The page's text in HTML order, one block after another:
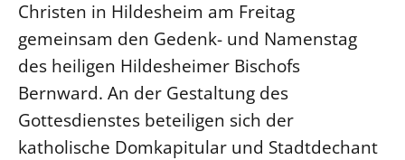
Christen in Hildesheim am Freitag
gemeinsam den Gedenk- und Namenstag
des heiligen Hildesheimer Bischofs
Bernward. An der Gestaltung des
Gottesdienstes beteiligen sich der
katholische Domkapitular und Stadtdechant
Abteilungen des Landeskirchenamts
Rechnungsprüfungsamt
Fachstelle Sexualisierte Gewalt
Beschwerdestellen
Kirchenämter
Naturschutz
Gebäude
Service für Gemeinden
Suche